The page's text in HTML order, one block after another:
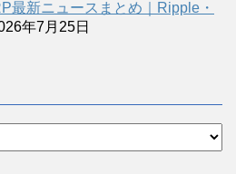
最新ニュースまとめ｜Ripple・
年7月25日